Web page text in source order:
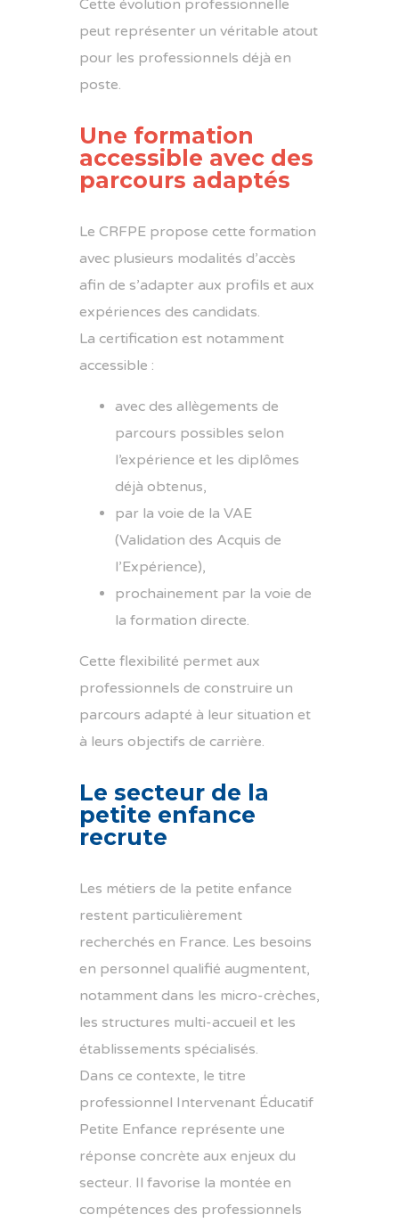
Cette évolution professionnelle
peut représenter un véritable atout
pour les professionnels déjà en
poste.
Une formation
accessible avec des
parcours adaptés
Le CRFPE propose cette formation
avec plusieurs modalités d’accès
afin de s’adapter aux profils et aux
expériences des candidats.
La certification est notamment
accessible :
avec des allègements de
parcours possibles selon
l’expérience et les diplômes
déjà obtenus,
par la voie de la VAE
(Validation des Acquis de
l’Expérience),
prochainement par la voie de
la formation directe.
Cette flexibilité permet aux
professionnels de construire un
parcours adapté à leur situation et
à leurs objectifs de carrière.
Le secteur de la
petite enfance
recrute
Les métiers de la petite enfance
restent particulièrement
recherchés en France. Les besoins
en personnel qualifié augmentent,
notamment dans les micro-crèches,
les structures multi-accueil et les
établissements spécialisés.
Dans ce contexte, le titre
professionnel Intervenant Éducatif
Petite Enfance représente une
réponse concrète aux enjeux du
secteur. Il favorise la montée en
compétences des professionnels